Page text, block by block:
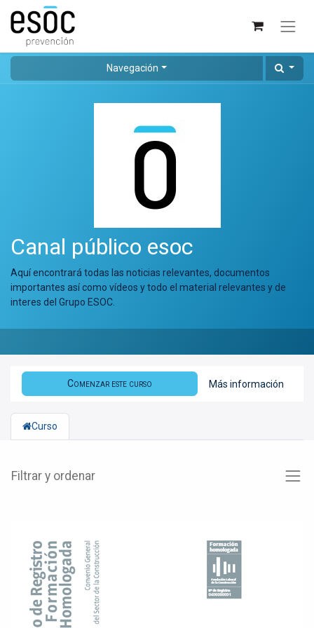
Navegación
Canal público esoc
Aquí encontrará todas las noticias relevantes, documentos
importantes así como vídeos y todo el material relevantes y de
interes del Grupo ESOC.
Comenzar este curso Más información
Curso
Filtrar y ordenar